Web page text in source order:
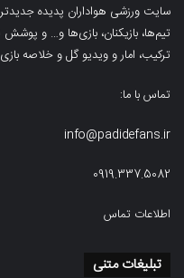
سایت ورزشی هواداران پدیده
تیم‌ها، بازیکنان، بازی‌ها و… و
ترکیب، امار و ویدیو‌‌ گل‌ و خلاصه
تماس با ما:
info@padidefans.ir
0919.337.5082
اطلاعات تماس
تبلیغات متنی